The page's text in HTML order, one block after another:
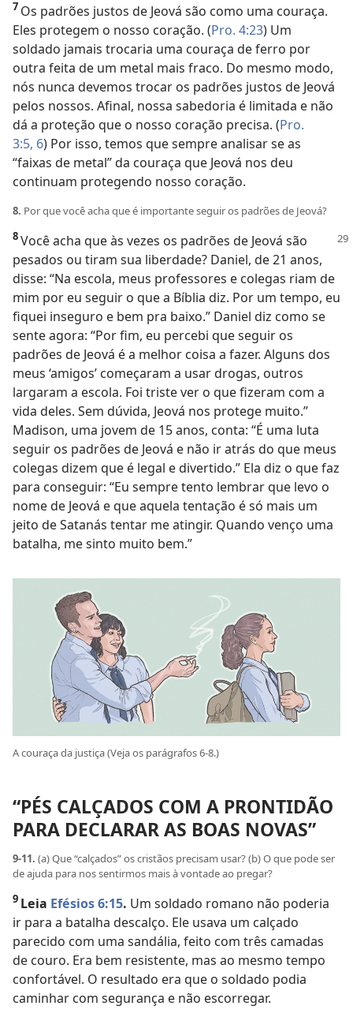
7 Os padrões justos de Jeová são como uma couraça.
Eles protegem o nosso coração. (Pro. 4:23) Um
soldado jamais trocaria uma couraça de ferro por
outra feita de um metal mais fraco. Do mesmo modo,
nós nunca devemos trocar os padrões justos de Jeová
pelos nossos. Afinal, nossa sabedoria é limitada e não
dá a proteção que o nosso coração precisa. (Pro.
3:5, 6) Por isso, temos que sempre analisar se as
“faixas de metal” da couraça que Jeová nos deu
continuam protegendo nosso coração.
8. Por que você acha que é importante seguir os padrões de Jeová?
8Você acha que às vezes os padrões de Jeová são
pesados ou tiram sua liberdade? Daniel, de 21 anos,
disse: “Na escola, meus professores e colegas riam de
mim por eu seguir o que a Bíblia diz. Por um tempo, eu
fiquei inseguro e bem pra baixo.” Daniel diz como se
sente agora: “Por fim, eu percebi que seguir os
padrões de Jeová é a melhor coisa a fazer. Alguns dos
meus ‘amigos’ começaram a usar drogas, outros
largaram a escola. Foi triste ver o que fizeram com a
vida deles. Sem dúvida, Jeová nos protege muito.”
Madison, uma jovem de 15 anos, conta: “É uma luta
seguir os padrões de Jeová e não ir atrás do que meus
colegas dizem que é legal e divertido.” Ela diz o que faz
para conseguir: “Eu sempre tento lembrar que levo o
nome de Jeová e que aquela tentação é só mais um
jeito de Satanás tentar me atingir. Quando venço uma
batalha, me sinto muito bem.”
A couraça da justiça (Veja os parágrafos 6-8.)
“PÉS CALÇADOS COM A PRONTIDÃO
PARA DECLARAR AS BOAS NOVAS”
9-11. (a) Que “calçados” os cristãos precisam usar? (b) O que pode ser
de ajuda para nos sentirmos mais à vontade ao pregar?
9 Leia Efésios 6:15. Um soldado romano não poderia
ir para a batalha descalço. Ele usava um calçado
parecido com uma sandália, feito com três camadas
de couro. Era bem resistente, mas ao mesmo tempo
confortável. O resultado era que o soldado podia
caminhar com segurança e não escorregar.